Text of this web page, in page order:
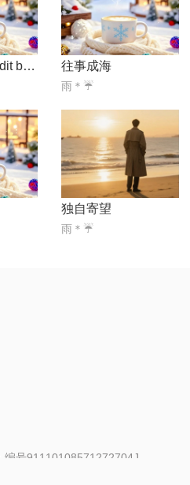
w感情到老【edit by 风中】 往事成海
雨＊☔️
独自寄望
雨＊☔️
编号91110108571272704J